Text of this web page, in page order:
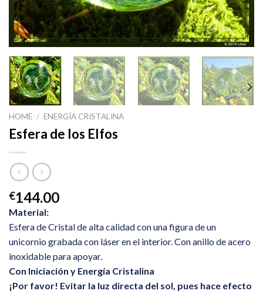
HOME / ENERGÍA CRISTALINA
Esfera de los Elfos
€144.00
Material:
Esfera de Cristal de alta calidad con una figura de un
unicornio grabada con láser en el interior. Con anillo de acero
inoxidable para apoyar.
Con Iniciación y Energía Cristalina
¡Por favor! Evitar la luz directa del sol, pues hace efecto